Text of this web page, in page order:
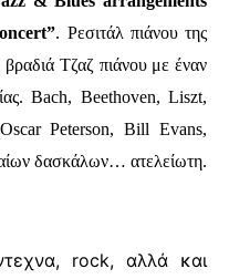
. Ρεσιτάλ πιάνου της
Τζαζ πιάνου με έναν
Bach, Beethoven, Liszt,
Peterson, Bill Evans,
δασκάλων… ατελείωτη.
rock, αλλά και